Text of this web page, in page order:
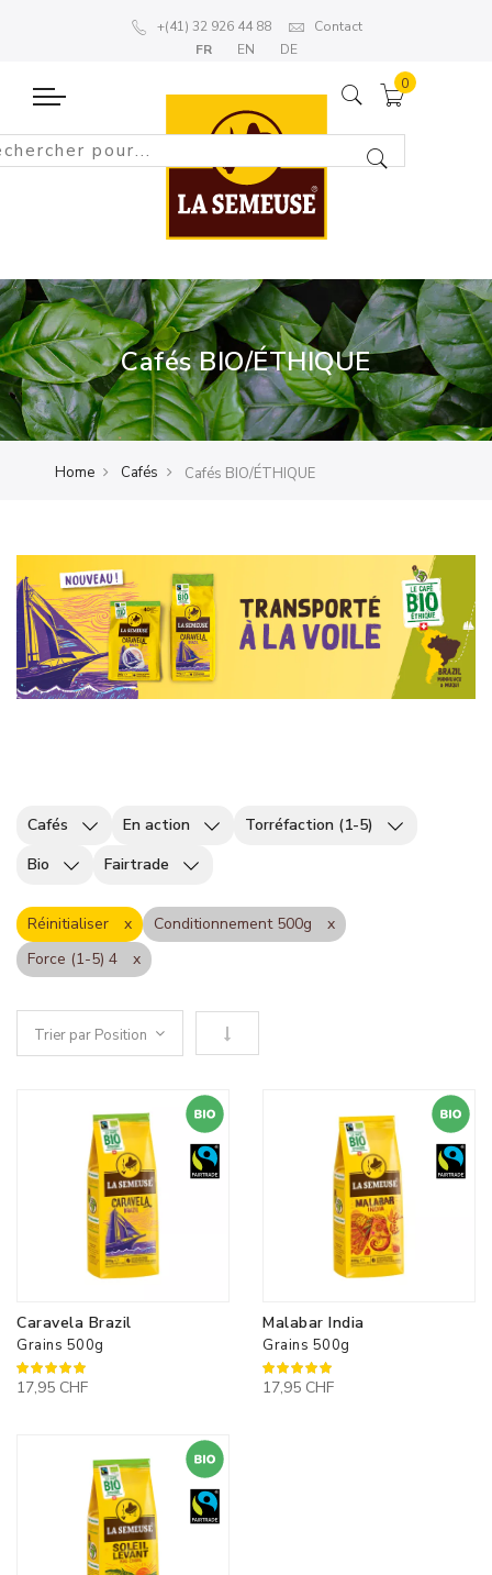
+(41) 32 926 44 88
Contact
FR
EN DE
Cafés BIO/ÉTHIQUE
Home Cafés Cafés BIO/ÉTHIQUE
Cafés En action
Torréfaction (1-5)
Bio
Fairtrade
Réinitialiser
Conditionnement 500g
Force (1-5) 4
Définir le sens descendant
Caravela Brazil
Grains 500g
100%
17,95 CHF
Malabar India
Grains 500g
100%
17,95 CHF